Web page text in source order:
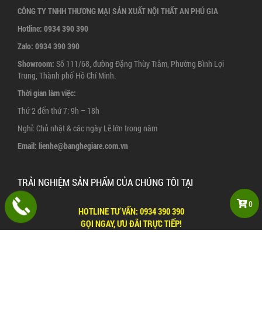
0
CÔNG TY TNHH THƯƠNG MẠI SẢN XUẤT NỘI THẤT AN PHÚ GIA
Hotline: 0934 390 390
Zalo: 0934 390 390
Showroom: Số 111/68, đường Đặng Thùy Trâm, Phường Bình Lợi
Trung, Thành phố Hồ Chí Minh.
Thời gian làm việc:
Thứ 2 đến thứ 7: 9h – 18h
Nghỉ: Chủ nhật & các ngày Lễ lớn trong năm
Email: lienhe@banghegiare.com.vn
TRẢI NGHIỆM SẢN PHẨM CỦA CHÚNG TÔI TẠI
HOTLINE TƯ VẤN: 0934 390 390
GỌI NGAY, ƯU ĐÃI TRỰC TIẾP!